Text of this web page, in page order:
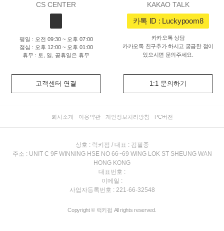
CS CENTER
평일 : 오전 09:30 ~ 오후 07:00
점심 : 오후 12:00 ~ 오후 01:00
휴무 : 토, 일, 공휴일은 휴무
KAKAO TALK
카톡 ID : Luckypoom8
카카오톡 상담
카카오톡 친구추가 하시고 궁금한 점이
있으시면 문의주세요.
고객센터 연결 1:1 문의하기
회사소개 이용약관 개인정보처리방침 PC버전
상호 : 럭키펌 / 대표 : 김필중
주소 : UNIT C 9F WINNING HSE NO 66~69 WING LOK ST SHEUNG WAN
HONG KONG
대표번호 :
이메일 :
사업자등록번호 : 221-66-32548
Copyright © 럭키펌 All rights reserved.